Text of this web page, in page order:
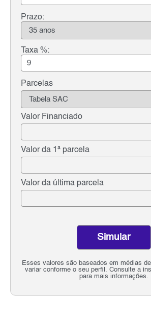
Prazo:
Taxa %:
Parcelas
Valor Financiado
Valor da 1ª parcela
Valor da última parcela
Esses valores são baseados em médias
variar conforme o seu perfil. Consulte a
para mais informações.
Simular